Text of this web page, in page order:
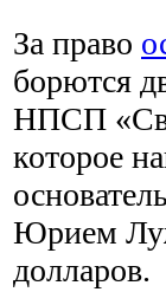
За право
борются
НПСП
которое
Юрием
долларов.